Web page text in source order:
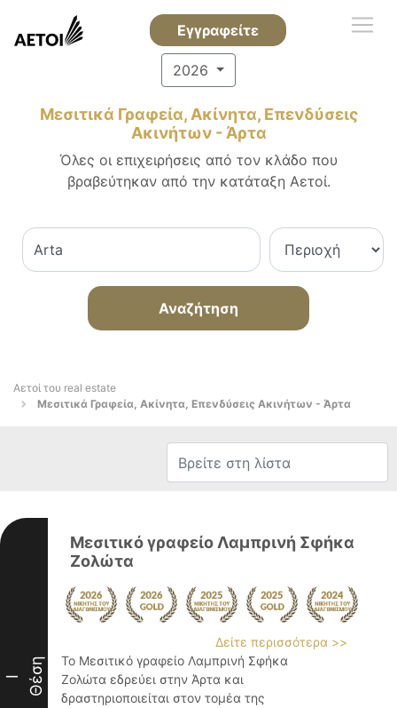
Εγγραφείτε
2026
Μεσιτικά Γραφεία, Ακίνητα, Επενδύσεις
Ακινήτων - Άρτα
Όλες οι επιχειρήσεις από τον κλάδο που
βραβεύτηκαν από την κατάταξη Αετοί.
Αναζήτηση
Αετοί του real estate
Μεσιτικά Γραφεία, Ακίνητα, Επενδύσεις Ακινήτων - Άρτα
I Θέση
Μεσιτικό γραφείο Λαμπρινή Σφήκα
Ζολώτα
Δείτε περισσότερα >>
Το Μεσιτικό γραφείο Λαμπρινή Σφήκα
Ζολώτα εδρεύει στην Άρτα και
δραστηριοποιείται στον τομέα της